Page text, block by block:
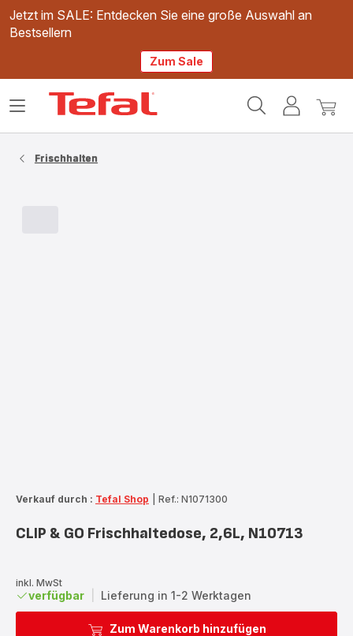
Jetzt im SALE: Entdecken Sie eine große Auswahl an
Bestsellern
Zum Sale
Mein
Mein
Das
Frischhalten
Verkauf durch : Tefal Shop Ref.: N1071300
CLIP & GO Frischhaltedose, 2,6L, N10713
inkl. MwSt
verfügbar Lieferung in 1-2 Werktagen
Zum Warenkorb hinzufügen